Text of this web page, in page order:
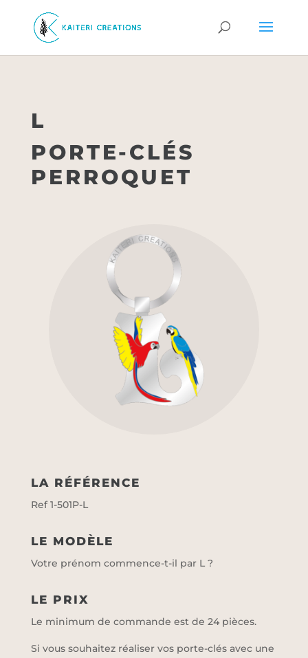
L
PORTE-CLÉS
PERROQUET
LA RÉFÉRENCE
Ref 1-501P-L
LE MODÈLE
Votre prénom commence-t-il par L ?
LE PRIX
Le minimum de commande est de 24 pièces.
Si vous souhaitez réaliser vos porte-clés avec une